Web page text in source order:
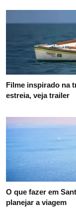
Filme inspirado na
estreia, veja trailer
O que fazer em
planejar a viagem